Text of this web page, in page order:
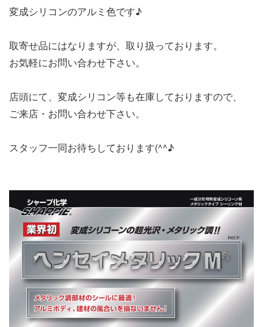
変成シリコンのアルミ色です♪
取寄せ品にはなりますが、取り扱っております。
お気軽にお問い合わせ下さい。
店頭にて、変成シリコン等も在庫しておりますので、
ご来店・お問い合わせ下さい。
スタッフ一同お待ちしております(^^♪